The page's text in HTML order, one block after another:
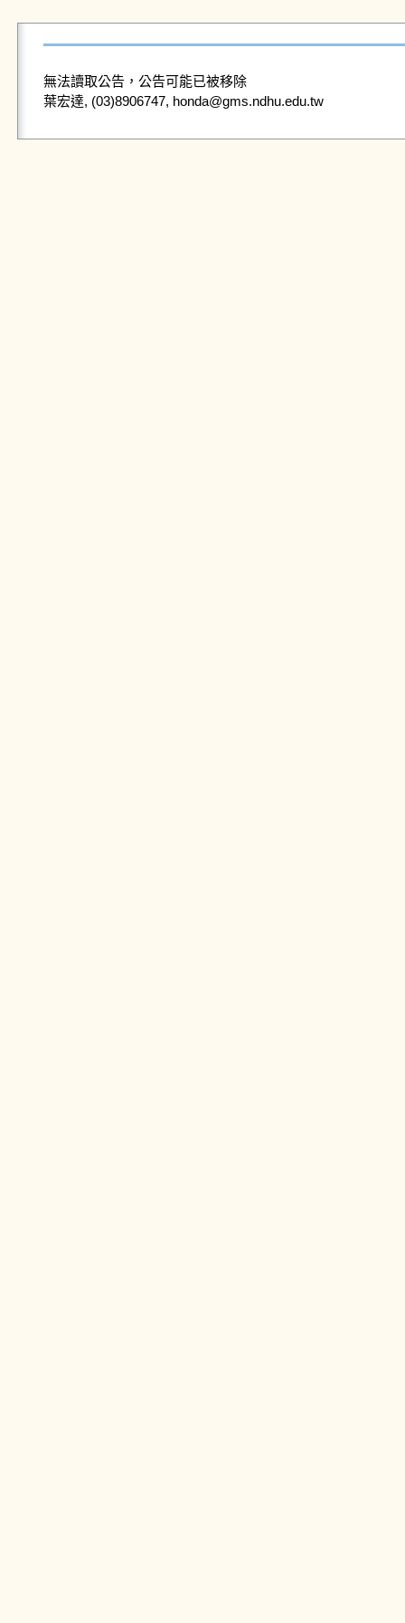
無法讀取公告，公告可能已被移除
葉宏達, (03)8906747, honda@gms.ndhu.edu.tw